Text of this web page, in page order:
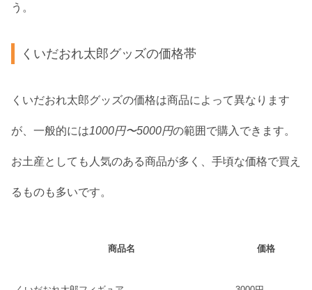
う。
くいだおれ太郎グッズの価格帯
くいだおれ太郎グッズの価格は商品によって異なります
が、一般的には1000円〜5000円の範囲で購入できます。
お土産としても人気のある商品が多く、手頃な価格で買え
るものも多いです。
商品名 価格